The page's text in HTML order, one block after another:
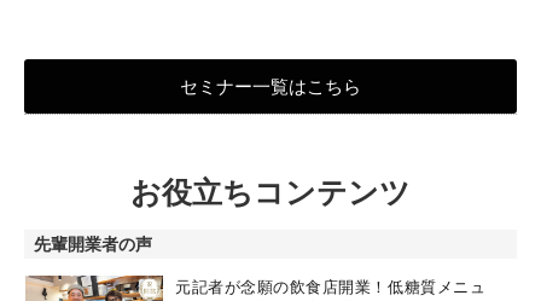
セミナー一覧はこちら
お役立ちコンテンツ
先輩開業者の声
元記者が念願の飲食店開業！低糖質メニュ